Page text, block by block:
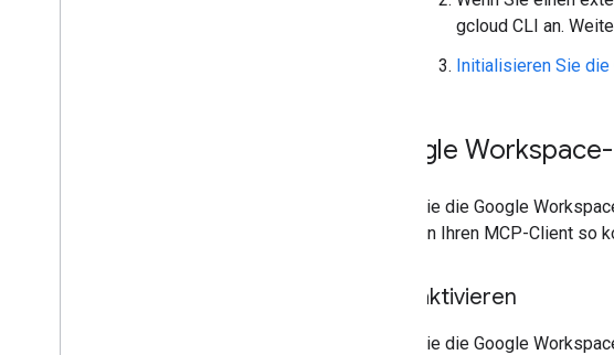
gcloud CLI an.
Initialisieren Sie die
Google
Wenn Sie die Google
und dann Ihren MCP-Client
APIs aktivieren
Wenn Sie die Google